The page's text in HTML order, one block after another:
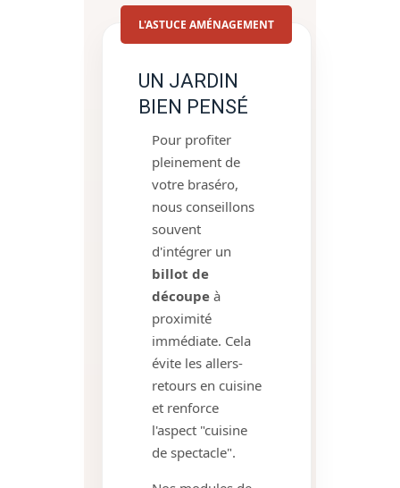
L'ASTUCE AMÉNAGEMENT
UN JARDIN
BIEN PENSÉ
Pour profiter
pleinement de
votre braséro,
nous conseillons
souvent
d'intégrer un
billot de
découpe à
proximité
immédiate. Cela
évite les allers-
retours en cuisine
et renforce
l'aspect "cuisine
de spectacle".